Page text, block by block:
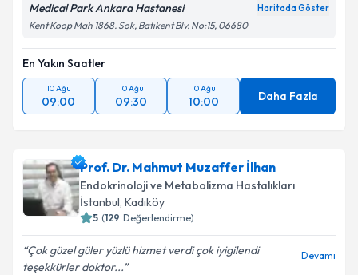
Medical Park Ankara Hastanesi Haritada Göster
Kent Koop Mah 1868. Sok, Batıkent Blv. No:15, 06680
En Yakın Saatler
10 Ağu
09:00
10 Ağu
09:30
10 Ağu
10:00 Daha Fazla
Prof. Dr. Mahmut Muzaffer İlhan
Endokrinoloji ve Metabolizma Hastalıkları
İstanbul, Kadıköy
5 (129 Değerlendirme)
Çok güzel güler yüzlü hizmet verdi çok iyigilendi
teşekkürler doktor...
Devamı